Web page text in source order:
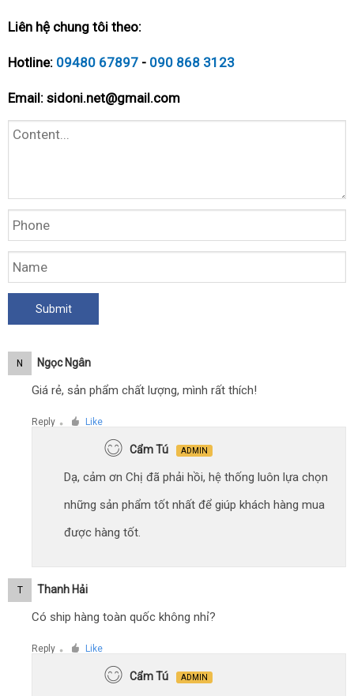
Liên hệ chung tôi theo:
Hotline: 09480 67897 - 090 868 3123
Email: sidoni.net@gmail.com
N Ngọc Ngân
Giá rẻ, sản phẩm chất lượng, mình rất thích!
Reply ● Like
Cẩm Tú ADMIN
Dạ, cảm ơn Chị đã phải hồi, hệ thống luôn lựa chọn
những sản phẩm tốt nhất để giúp khách hàng mua
được hàng tốt.
T Thanh Hải
Có ship hàng toàn quốc không nhỉ?
Reply ● Like
Cẩm Tú ADMIN